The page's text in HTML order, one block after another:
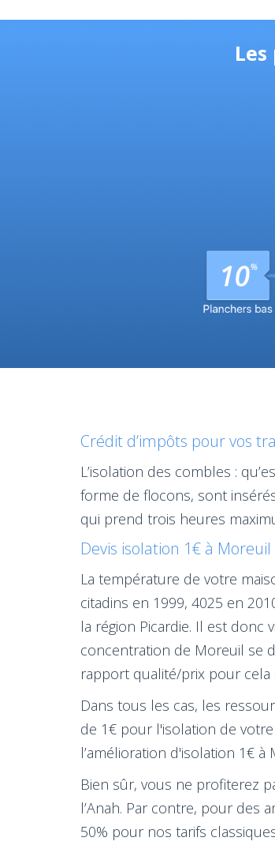
Crédit d’impôts pour vos
L’isolation des combles :
forme de flocons, sont
qui prend trois heures
Devis isolation 1€ à
La température de votre
citadins en 1999, 4025 en
la région Picardie. Il est
concentration de Moreuil se
rapport qualité/prix pour cela
Dans tous les cas, les
de 1€ pour l'isolation de
l’amélioration d'isolation 1€
Bien sûr, vous ne profiterez
l’Anah. Par contre, pour des
50% pour nos tarifs